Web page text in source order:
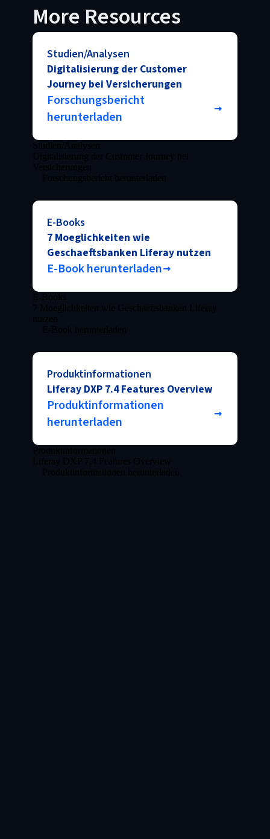
More Resources
Studien/Analysen
Digitalisierung der Customer
Journey bei Versicherungen
Forschungsbericht
herunterladen
E-Books
7 Moeglichkeiten wie
Geschaeftsbanken Liferay nutzen
E-Book herunterladen
Produktinformationen
Liferay DXP 7.4 Features Overview
Produktinformationen
herunterladen